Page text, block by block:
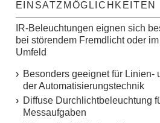
EINSATZMÖGLICHKEITEN
IR-Beleuchtungen eignen sich
bei störendem Fremdlicht oder
Umfeld
Besonders geeignet für Linien-
der Automatisierungstechnik
Diffuse Durchlichtbeleuchtung
Messaufgaben